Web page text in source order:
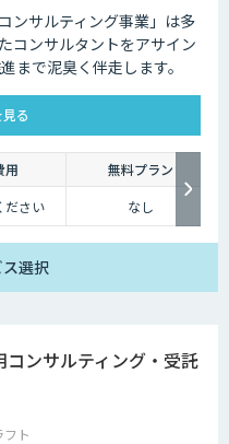
ンサルティング事業」は多
コンサルタントをアサイン
まで泥臭く伴走します。
る
用
無料プラン
ださい なし
選択
コンサルティング・受託
ト